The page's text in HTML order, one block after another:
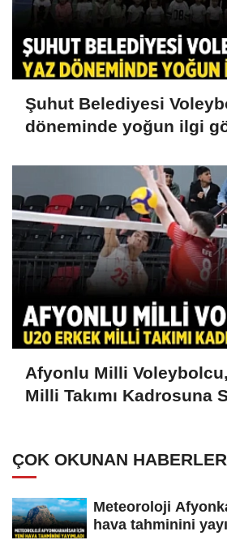
Şuhut Belediyesi
döneminde yoğun ilgi
Afyonlu Milli
Milli Takımı Kadrosuna
ÇOK OKUNAN HABERLER
Meteoroloji
hava tahminini